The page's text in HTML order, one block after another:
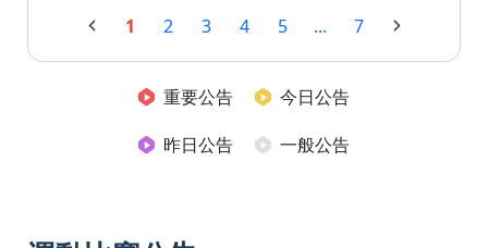
1 2 3 4 5 ... 7
重要公告
今日公告
昨日公告
一般公告